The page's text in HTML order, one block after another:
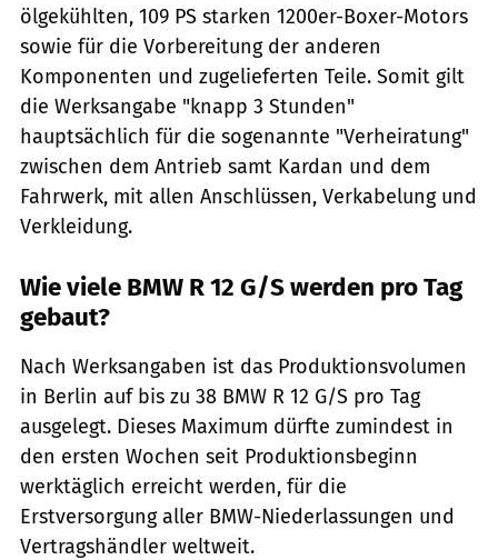
ölgekühlten, 109 PS starken 1200er-Boxer-Motors
sowie für die Vorbereitung der anderen
Komponenten und zugelieferten Teile. Somit gilt
die Werksangabe "knapp 3 Stunden"
hauptsächlich für die sogenannte "Verheiratung"
zwischen dem Antrieb samt Kardan und dem
Fahrwerk, mit allen Anschlüssen, Verkabelung und
Verkleidung.
Wie viele BMW R 12 G/S werden pro Tag
gebaut?
Nach Werksangaben ist das Produktionsvolumen
in Berlin auf bis zu 38 BMW R 12 G/S pro Tag
ausgelegt. Dieses Maximum dürfte zumindest in
den ersten Wochen seit Produktionsbeginn
werktäglich erreicht werden, für die
Erstversorgung aller BMW-Niederlassungen und
Vertragshändler weltweit.